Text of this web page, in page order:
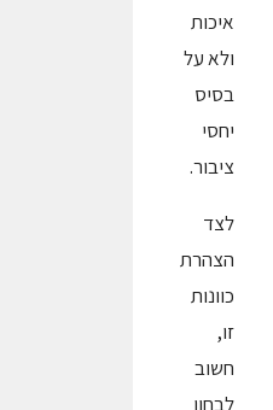
איכות
ולא על
בסיס
יחסי
ציבור.
לצד
הצהרת
כוונות
זו,
חשוב
לבחון